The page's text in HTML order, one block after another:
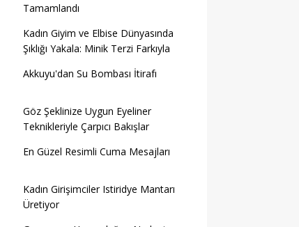
Tamamlandı
Kadın Giyim ve Elbise Dünyasında
Şıklığı Yakala: Minik Terzi Farkıyla
Akkuyu'dan Su Bombası İtirafı
Göz Şeklinize Uygun Eyeliner
Teknikleriyle Çarpıcı Bakışlar
En Güzel Resimli Cuma Mesajları
Kadın Girişimciler Istiridye Mantarı
Üretiyor